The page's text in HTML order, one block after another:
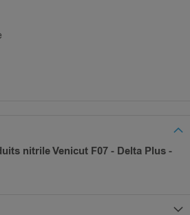
nitrile Venicut F07 - Delta Plus -